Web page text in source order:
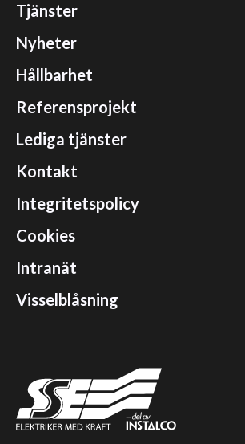
Tjänster
Nyheter
Hållbarhet
Referensprojekt
Lediga tjänster
Kontakt
Integritetspolicy
Cookies
Intranät
Visselblåsning